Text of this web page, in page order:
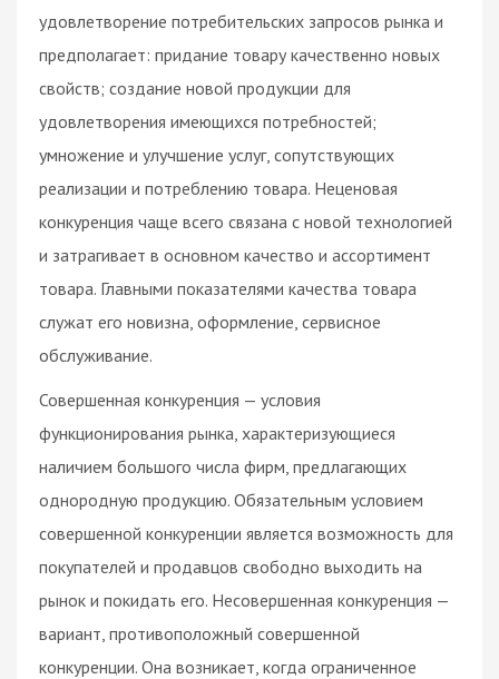
удовлетворение потребительских запросов рынка и
предполагает: придание товару качественно новых
свойств; создание новой продукции для
удовлетворения имеющихся потребностей;
умножение и улучшение услуг, сопутствующих
реализации и потреблению товара. Неценовая
конкуренция чаще всего связана с новой технологией
и затрагивает в основном качество и ассортимент
товара. Главными показателями качества товара
служат его новизна, оформление, сервисное
обслуживание.
Совершенная конкуренция — условия
функционирования рынка, характеризующиеся
наличием большого числа фирм, предлагающих
однородную продукцию. Обязательным условием
совершенной конкуренции является возможность для
покупателей и продавцов свободно выходить на
рынок и покидать его. Несовершенная конкуренция —
вариант, противоположный совершенной
конкуренции. Она возникает, когда ограниченное